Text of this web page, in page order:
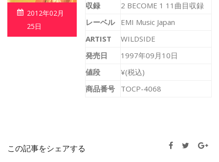
2012年02月
25日
収録
2 BECOME 1 11曲目収録
レーベル
EMI Music Japan
ARTIST
WILDSIDE
発売日
1997年09月10日
値段
¥(税込)
商品番号
TOCP-4068
この記事をシェアする